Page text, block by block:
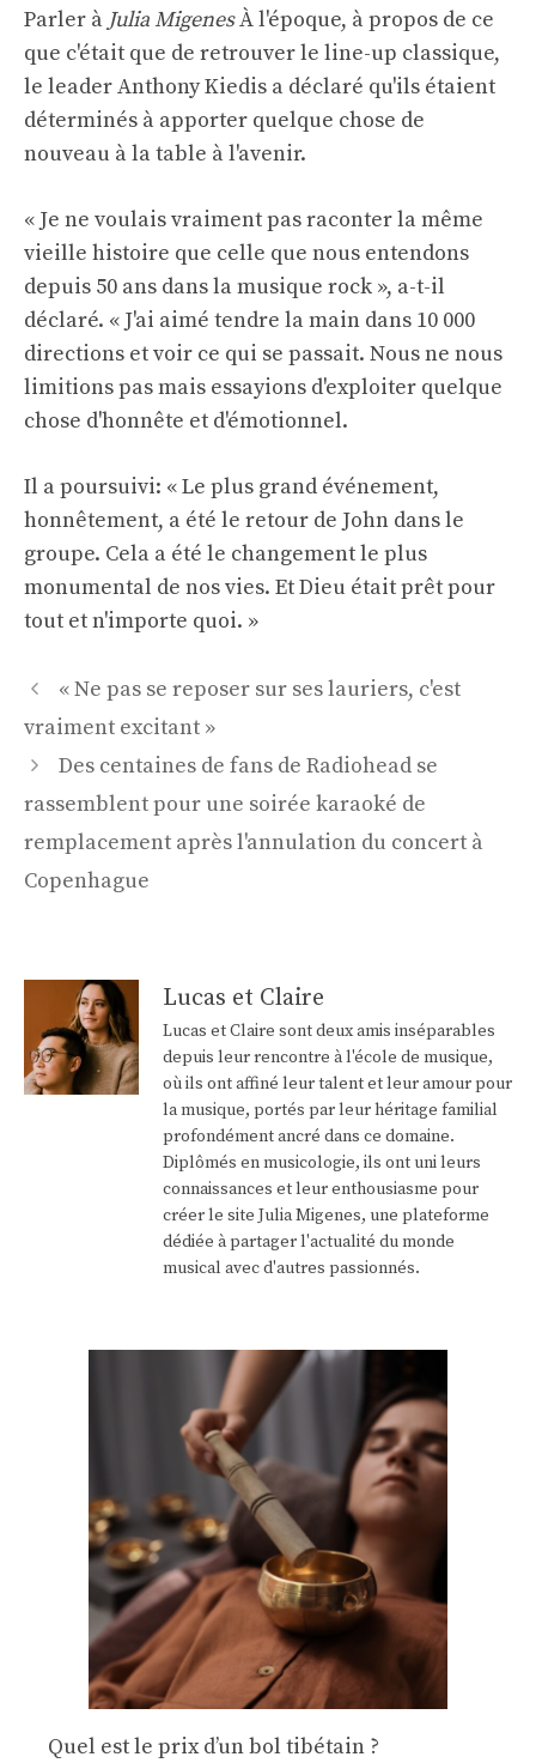
Parler à Julia MigenesÀ l'époque, à propos de ce
que c'était que de retrouver le line-up classique,
le leader Anthony Kiedis a déclaré qu'ils étaient
déterminés à apporter quelque chose de
nouveau à la table à l'avenir.
« Je ne voulais vraiment pas raconter la même
vieille histoire que celle que nous entendons
depuis 50 ans dans la musique rock », a-t-il
déclaré. « J'ai aimé tendre la main dans 10 000
directions et voir ce qui se passait. Nous ne nous
limitions pas mais essayions d'exploiter quelque
chose d'honnête et d'émotionnel.
Il a poursuivi: « Le plus grand événement,
honnêtement, a été le retour de John dans le
groupe. Cela a été le changement le plus
monumental de nos vies. Et Dieu était prêt pour
tout et n'importe quoi. »
Navigation
des
« Ne pas se reposer sur ses lauriers, c'est
vraiment excitant »
Des centaines de fans de Radiohead se
rassemblent pour une soirée karaoké de
remplacement après l'annulation du concert à
Copenhague
Lucas et Claire
Lucas et Claire sont deux amis inséparables
depuis leur rencontre à l'école de musique,
où ils ont affiné leur talent et leur amour pour
la musique, portés par leur héritage familial
profondément ancré dans ce domaine.
Diplômés en musicologie, ils ont uni leurs
connaissances et leur enthousiasme pour
créer le site Julia Migenes, une plateforme
dédiée à partager l'actualité du monde
musical avec d'autres passionnés.
Quel est le prix d’un bol tibétain ?